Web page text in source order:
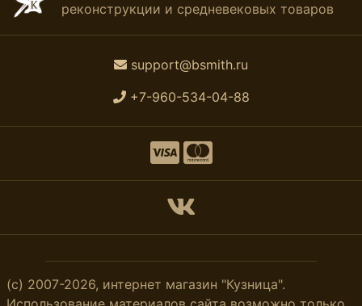
реконструкции и средневековых товаров
support@bsmith.ru
+7-960-534-04-88
(с) 2007-2026, интернет магазин "Кузница".